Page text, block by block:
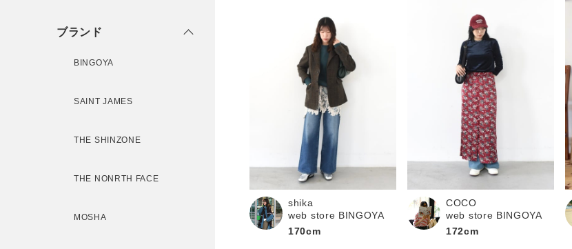
新規会員登録
お知らせ・ご利用ガイド
お知らせ
ご利用ガイド
ギフトラッピング
お問い合わせ
この条件で絞り込む
ブランド
BINGOYA
SAINT JAMES
THE SHINZONE
THE NONRTH FACE
MOSHA
shika
web store BINGOYA
170cm
COCO
web store BINGOYA
172cm